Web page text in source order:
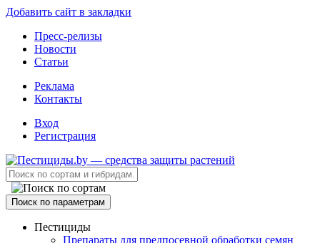
Добавить сайт в закладки
Пресс-релизы
Новости
Статьи
Реклама
Контакты
Вход
Регистрация
Поиск по параметрам
Пестициды
Препараты для предпосевной обработки семян